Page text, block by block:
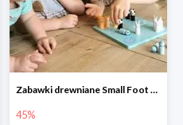
Zabawki drewniane Small Foot do -45%
45%